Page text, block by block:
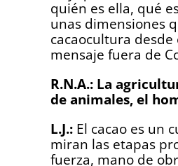
quién es ella, qué
unas dimensiones
cacaocultura
mensaje fuera de
R.N.A.: La
de animales, el
L.J.: El cacao es un
miran las etapas
fuerza, mano de